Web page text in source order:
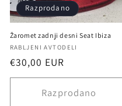
Razprodano
Žaromet zadnji desni Seat Ibiza
Ponudnik:
RABLJENI AVTODELI
Redna
cena
€30,00 EUR
Razprodano